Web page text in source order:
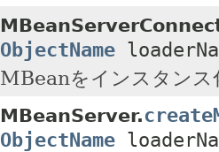
ObjectName
MBeanをインスタンス
MBeanServer.
ObjectName